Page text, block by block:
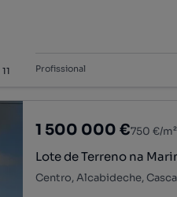
11 Profissional
1 500 000 €750 €/m²
Lote de Terreno na
Centro, Alcabideche,